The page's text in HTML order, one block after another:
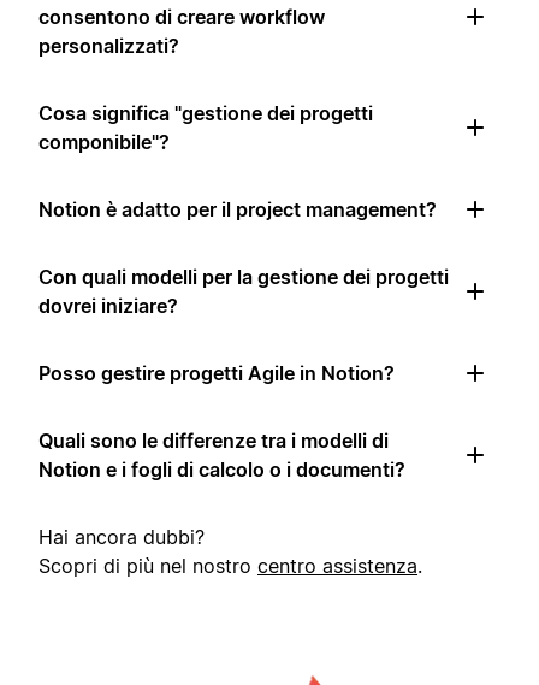
consentono di creare workflow
personalizzati?
Cosa significa "gestione dei progetti
componibile"?
Notion è adatto per il project management?
Con quali modelli per la gestione dei progetti
dovrei iniziare?
Posso gestire progetti Agile in Notion?
Quali sono le differenze tra i modelli di
Notion e i fogli di calcolo o i documenti?
Hai ancora dubbi?
Scopri di più nel nostro centro assistenza.